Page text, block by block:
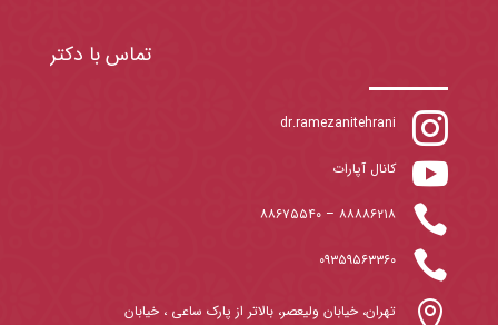
تماس با دکتر

dr.ramezanitehrani
 کانال آپارات
 ۸۸۸۸۶۲۱۸– ۸۸۶۷۵۵۴۰
 ۰۹۳۵۹۵۶۳۳۶۰
 تهران، خیابان ولیعصر، بالاتر از پارک ساعی ، خیابان